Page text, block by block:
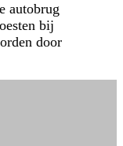
autobrug
bij
door